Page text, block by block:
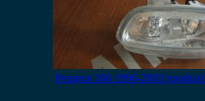
Peugeot 106 1996-2003